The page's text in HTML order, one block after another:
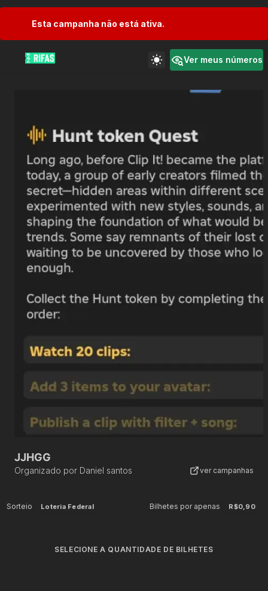
Esta campanha não está ativa.
Ver meus números
JJHGG
Organizado por Daniel santos ver campanhas
Sorteio Loteria Federal Bilhetes por apenas R$0,90
SELECIONE A QUANTIDADE DE BILHETES